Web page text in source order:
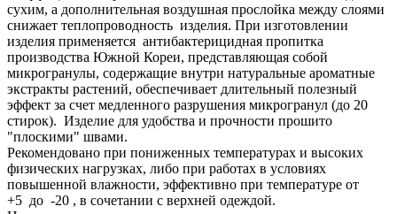
сухим, а дополнительная воздушная прослойка между слоями
снижает теплопроводность изделия. При изготовлении
изделия применяется антибактерицидная пропитка
производства Южной Кореи, представляющая собой
микрогранулы, содержащие внутри натуральные ароматные
экстракты растений, обеспечивает длительный полезный
эффект за счет медленного разрушения микрогранул (до 20
стирок). Изделие для удобства и прочности прошито
"плоскими" швами.
Рекомендовано при пониженных температурах и высоких
физических нагрузках, либо при работах в условиях
повышенной влажности, эффективно при температуре от
+5 до -20 , в сочетании с верхней одеждой.